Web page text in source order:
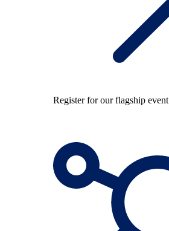
Register for our flagship event